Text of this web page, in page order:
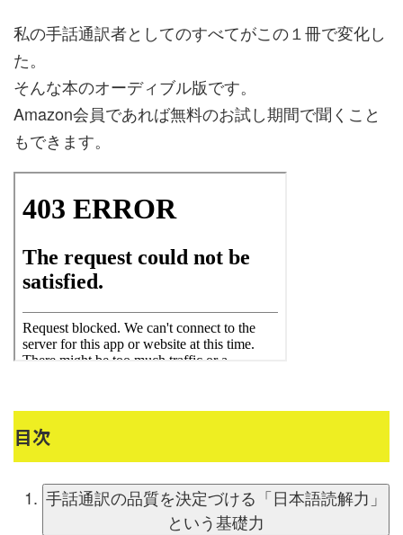
私の手話通訳者としてのすべてがこの１冊で変化し
た。
そんな本のオーディブル版です。
Amazon会員であれば無料のお試し期間で聞くこと
もできます。
目次
手話通訳の品質を決定づける「日本語読解力」
という基礎力